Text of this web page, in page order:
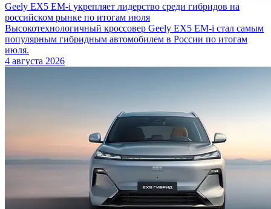
Geely EX5 EM-i укрепляет лидерство среди гибридов на
российском рынке по итогам июля
Высокотехнологичный кроссовер Geely EX5 EM-i стал самым
популярным гибридным автомобилем в России по итогам
июля.
4 августа 2026